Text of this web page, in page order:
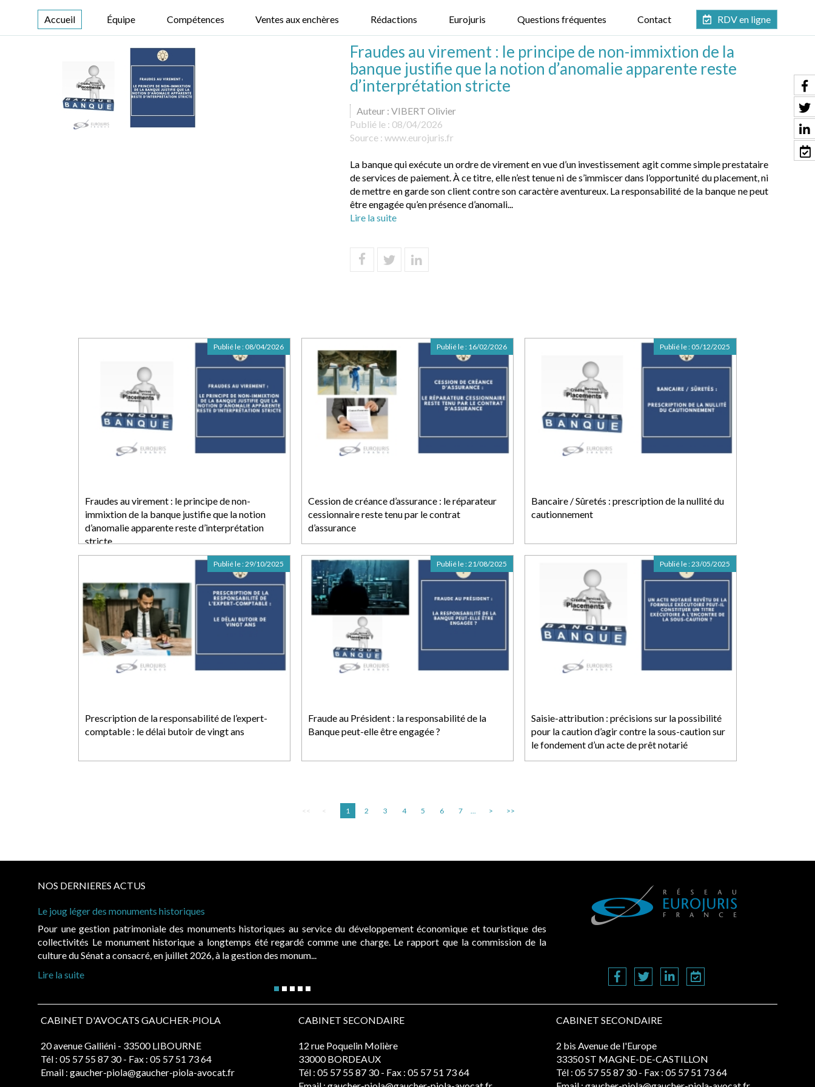
Accueil Équipe Compétences Ventes aux enchères Rédactions Eurojuris Questions fréquentes Contact RDV en ligne
Fraudes au virement : le principe de non-immixtion de la
banque justifie que la notion d’anomalie apparente reste
d’interprétation stricte
Auteur : VIBERT Olivier
Publié le : 08/04/2026
Source : www.eurojuris.fr
La banque qui exécute un ordre de virement en vue d’un investissement agit comme simple prestataire
de services de paiement. À ce titre, elle n’est tenue ni de s’immiscer dans l’opportunité du placement, ni
de mettre en garde son client contre son caractère aventureux. La responsabilité de la banque ne peut
être engagée qu’en présence d’anomali...
Lire la suite
Fraudes au virement : le principe de non-
immixtion de la banque justifie que la notion
d’anomalie apparente reste d’interprétation
stricte
Publié le : 08/04/2026
Cession de créance d’assurance : le réparateur
cessionnaire reste tenu par le contrat
d’assurance
Publié le : 16/02/2026
Bancaire / Sûretés : prescription de la nullité du
cautionnement
Publié le : 05/12/2025
Prescription de la responsabilité de l’expert-
comptable : le délai butoir de vingt ans
Publié le :29/10/2025
Fraude au Président : la responsabilité de la
Banque peut-elle être engagée ?
Publié le :21/08/2025
Saisie-attribution : précisions sur la possibilité
pour la caution d’agir contre la sous-caution sur
le fondement d’un acte de prêt notarié
Publié le :23/05/2025
<< < 1 2 3 4 5 6 7 ... > >>
NOS DERNIERES ACTUS
Le joug léger des monuments historiques
Pour une gestion patrimoniale des monuments historiques au service du développement économique et touristique des
collectivités Le monument historique a longtemps été regardé comme une charge. Le rapport que la commission de la
culture du Sénat a consacré, en juillet 2026, à la gestion des monum...
Lire la suite
CABINET D'AVOCATS GAUCHER-PIOLA
20 avenue Galliéni - 33500 LIBOURNE
Tél : 05 57 55 87 30 - Fax : 05 57 51 73 64
Email : gaucher-piola@gaucher-piola-avocat.fr
CABINET SECONDAIRE
12 rue Poquelin Molière
33000 BORDEAUX
Tél : 05 57 55 87 30 - Fax : 05 57 51 73 64
CABINET SECONDAIRE
2 bis Avenue de l'Europe
33350 ST MAGNE-DE-CASTILLON
Tél : 05 57 55 87 30 - Fax : 05 57 51 73 64